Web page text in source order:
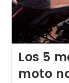
Los 5
moto